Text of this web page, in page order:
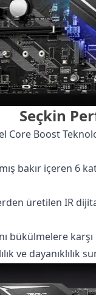
Seçkin
Core Boost
bakır içeren 6
üretilen IR
bükülmelere
ve dayanıklılık